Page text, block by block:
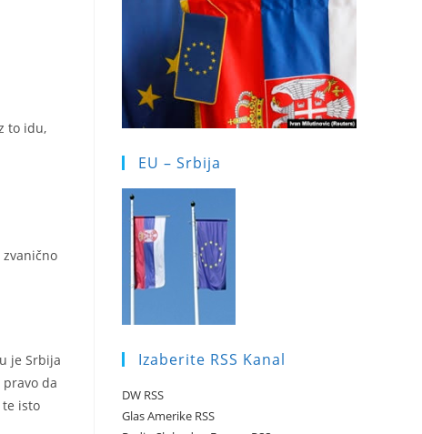
to idu,
je Srbija
da
isto
EU – Srbija
Izaberite RSS Kanal
DW RSS
Glas Amerike RSS